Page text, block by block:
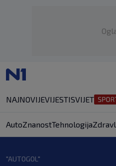
NAJNOVIJEVIJESTISVIJET
AutoZnanostTehnologija
"AUTOGOL"